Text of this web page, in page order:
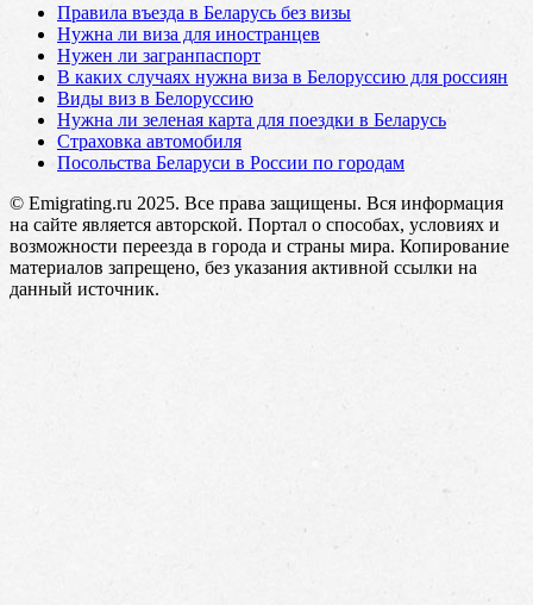
Правила въезда в Беларусь без визы
Нужна ли виза для иностранцев
Нужен ли загранпаспорт
В каких случаях нужна виза в Белоруссию для россиян
Виды виз в Белоруссию
Нужна ли зеленая карта для поездки в Беларусь
Страховка автомобиля
Посольства Беларуси в России по городам
© Emigrating.ru 2025. Все права защищены. Вся информация
на сайте является авторской. Портал о способах, условиях и
возможности переезда в города и страны мира. Копирование
материалов запрещено, без указания активной ссылки на
данный источник.